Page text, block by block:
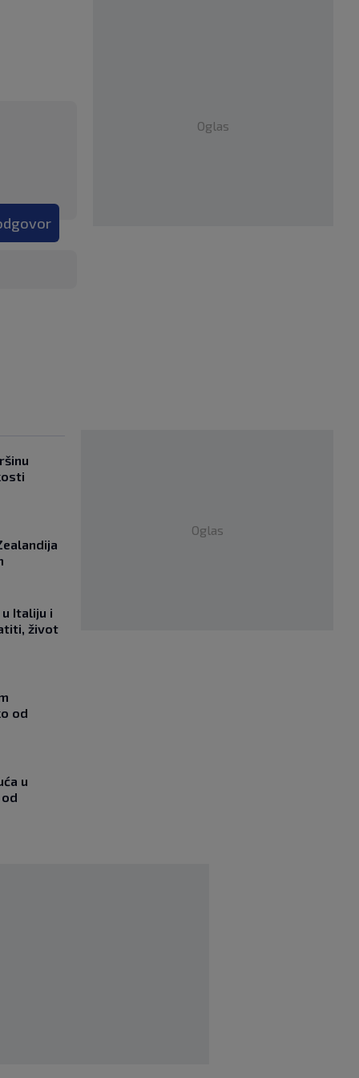
Oglas
Italiju i
život
od
u
Oglas